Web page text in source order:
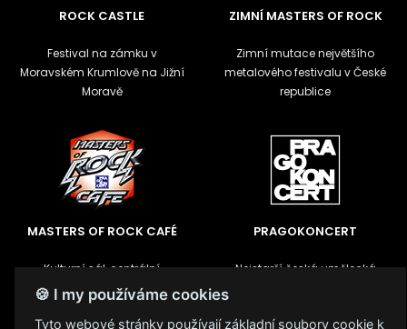
ROCK CASTLE
Festival na zámku v
Moravském Krumlově na Jižní
Moravě
ZIMNÍ MASTERS OF ROCK
Zimní mutace největšího
metalového festivalu v České
republice
MASTERS OF ROCK CAFÉ
Kulturní sál, centrální
předprodej vstupenek a
kavárna ve Zlíně
PRAGOKONCERT
Nejstarší česká umělecká
🍪 I my používáme cookies
Tyto webové stránky používají základní soubory cookie k